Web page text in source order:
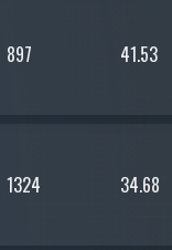
897 41.53
1324 34.68